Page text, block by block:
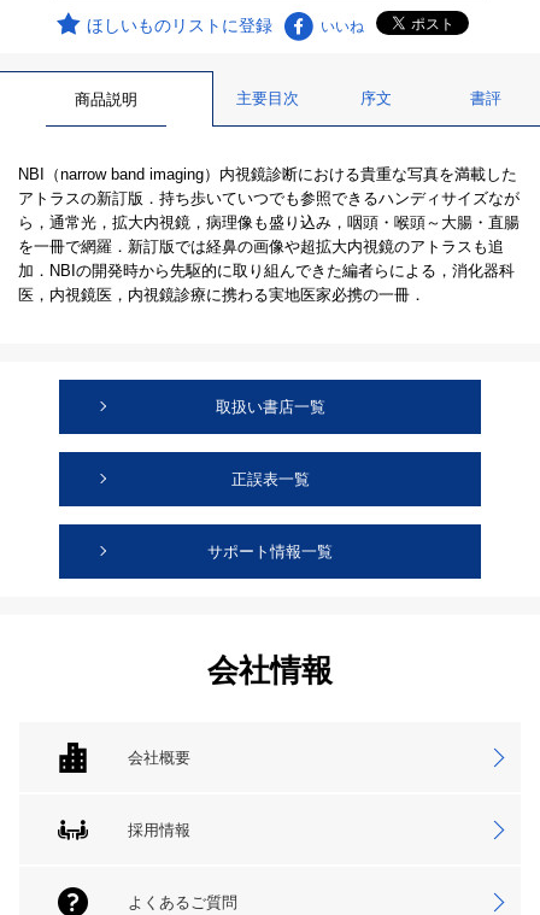
ほしいものリストに登録 いいね
商品説明 主要目次 序文 書評
NBI（narrow band imaging）内視鏡診断における貴重な写真を満載した
アトラスの新訂版．持ち歩いていつでも参照できるハンディサイズなが
ら，通常光，拡大内視鏡，病理像も盛り込み，咽頭・喉頭～大腸・直腸
を一冊で網羅．新訂版では経鼻の画像や超拡大内視鏡のアトラスも追
加．NBIの開発時から先駆的に取り組んできた編者らによる，消化器科
医，内視鏡医，内視鏡診療に携わる実地医家必携の一冊．
取扱い書店一覧
正誤表一覧
サポート情報一覧
会社情報
会社概要
採用情報
よくあるご質問